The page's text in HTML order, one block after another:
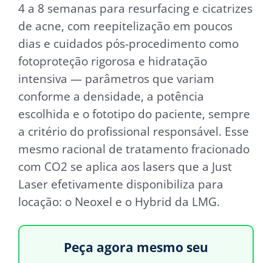
4 a 8 semanas para resurfacing e cicatrizes
de acne, com reepitelização em poucos
dias e cuidados pós-procedimento como
fotoproteção rigorosa e hidratação
intensiva — parâmetros que variam
conforme a densidade, a potência
escolhida e o fototipo do paciente, sempre
a critério do profissional responsável. Esse
mesmo racional de tratamento fracionado
com CO2 se aplica aos lasers que a Just
Laser efetivamente disponibiliza para
locação: o Neoxel e o Hybrid da LMG.
Peça agora mesmo seu